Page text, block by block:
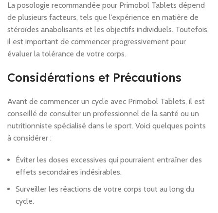
La posologie recommandée pour Primobol Tablets dépend
de plusieurs facteurs, tels que l’expérience en matière de
stéroïdes anabolisants et les objectifs individuels. Toutefois,
il est important de commencer progressivement pour
évaluer la tolérance de votre corps.
Considérations et Précautions
Avant de commencer un cycle avec Primobol Tablets, il est
conseillé de consulter un professionnel de la santé ou un
nutritionniste spécialisé dans le sport. Voici quelques points
à considérer :
Éviter les doses excessives qui pourraient entraîner des
effets secondaires indésirables.
Surveiller les réactions de votre corps tout au long du
cycle.